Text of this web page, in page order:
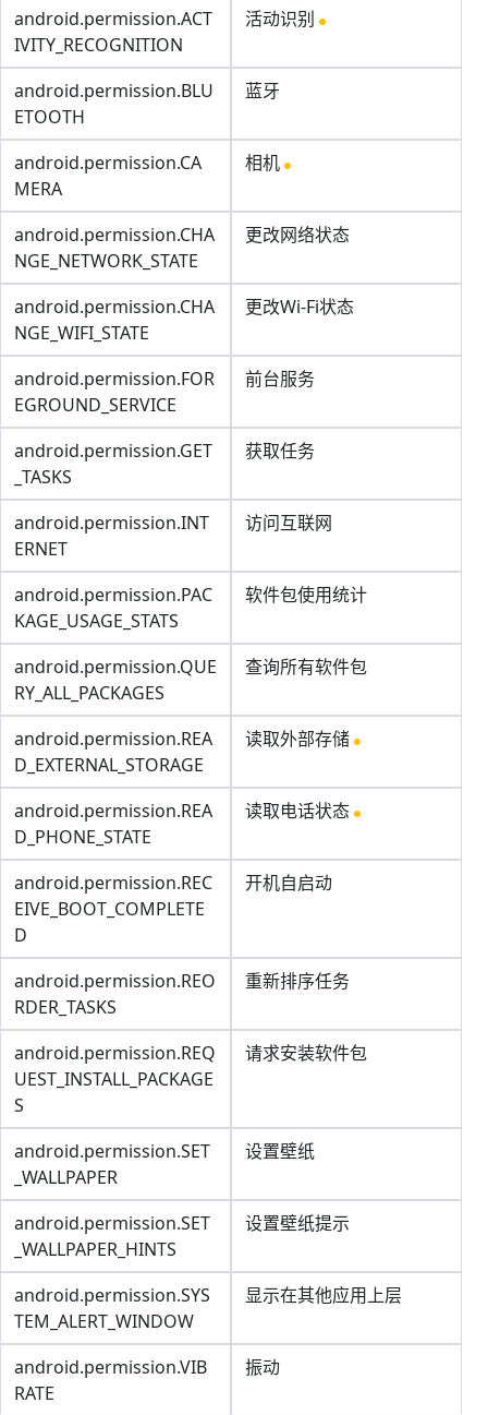
android.permission.ACT
IVITY_RECOGNITION
活动识别
android.permission.BLU
ETOOTH
蓝牙
android.permission.CA
MERA
相机
android.permission.CHA
NGE_NETWORK_STATE
更改网络状态
android.permission.CHA
NGE_WIFI_STATE
更改Wi-Fi状态
android.permission.FOR
EGROUND_SERVICE
前台服务
android.permission.GET
_TASKS
获取任务
android.permission.INT
ERNET
访问互联网
android.permission.PAC
KAGE_USAGE_STATS
软件包使用统计
android.permission.QUE
RY_ALL_PACKAGES
查询所有软件包
android.permission.REA
D_EXTERNAL_STORAGE
读取外部存储
android.permission.REA
D_PHONE_STATE
读取电话状态
android.permission.REC
EIVE_BOOT_COMPLETE
D
开机自启动
android.permission.REO
RDER_TASKS
重新排序任务
android.permission.REQ
UEST_INSTALL_PACKAGE
S
请求安装软件包
android.permission.SET
_WALLPAPER
设置壁纸
android.permission.SET
_WALLPAPER_HINTS
设置壁纸提示
android.permission.SYS
TEM_ALERT_WINDOW
显示在其他应用上层
android.permission.VIB
RATE
振动